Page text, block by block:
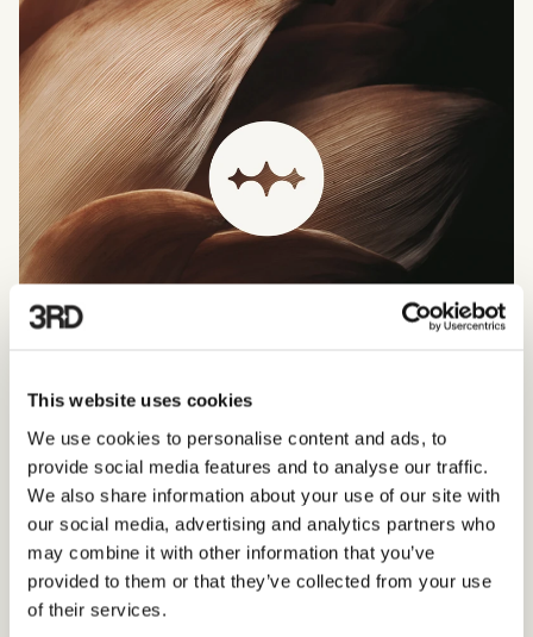
This website uses cookies
We use cookies to personalise content and ads, to
provide social media features and to analyse our traffic.
We also share information about your use of our site with
our social media, advertising and analytics partners who
may combine it with other information that you’ve
provided to them or that they’ve collected from your use
of their services.